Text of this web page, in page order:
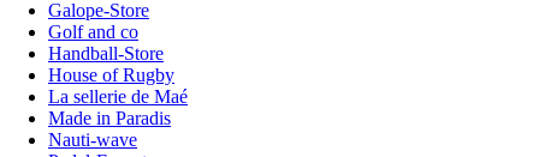
Galope-Store
Golf and co
Handball-Store
House of Rugby
La sellerie de Maé
Made in Paradis
Nauti-wave